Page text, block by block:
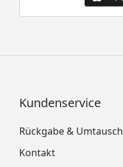
Kundenservice
Rückgabe & Umtausch
Kontakt